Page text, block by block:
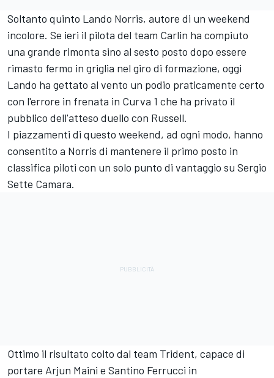
Soltanto quinto Lando Norris, autore di un weekend
incolore. Se ieri il pilota del team Carlin ha compiuto
una grande rimonta sino al sesto posto dopo essere
rimasto fermo in griglia nel giro di formazione, oggi
Lando ha gettato al vento un podio praticamente certo
con l'errore in frenata in Curva 1 che ha privato il
pubblico dell'atteso duello con Russell.
I piazzamenti di questo weekend, ad ogni modo, hanno
consentito a Norris di mantenere il primo posto in
classifica piloti con un solo punto di vantaggio su Sergio
Sette Camara.
Ottimo il risultato colto dal team Trident, capace di
portare Arjun Maini e Santino Ferrucci in